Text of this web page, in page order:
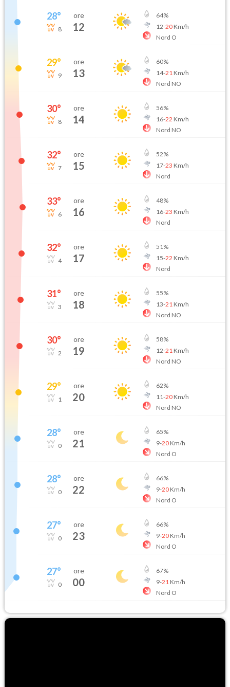
28°
8
ore
12
64%
12-20Km/h
Nord O
29°
9
ore
13
60%
14-21 Km/h
Nord NO
30°
8
ore
14
56%
16-22 Km/h
Nord NO
32°
7
ore
15
52%
17-23 Km/h
Nord
33°
6
ore
16
48%
16-23 Km/h
Nord
32°
4
ore
17
51%
15-22 Km/h
Nord
31°
3
ore
18
55%
13-21 Km/h
Nord NO
30°
2
ore
19
58%
12-21 Km/h
Nord NO
29°
1
ore
20
62%
11-20Km/h
Nord NO
28°
0
ore
21
65%
9-20Km/h
Nord O
28°
0
ore
22
66%
9-20Km/h
Nord O
27°
0
ore
23
66%
9-20Km/h
Nord O
27°
0
ore
00
67%
9-21 Km/h
Nord O